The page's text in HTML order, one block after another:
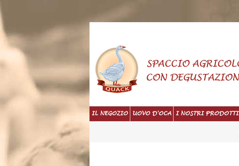
IL NEGOZIO UOVO D'OCA I NOSTRI PRODOTTI